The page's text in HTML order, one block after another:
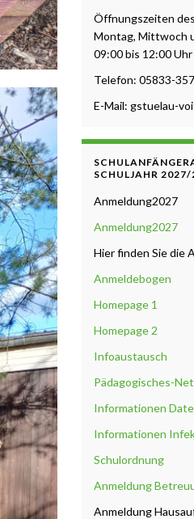
Öffnungszeiten
Montag, Mittwoch
09:00 bis 12:00 Uhr
Telefon: 05833-
E-Mail: gstuelau-
SCHULJAHR 2027/
Anmeldung2027
Anmeldung2027
Hier finden Sie die
Anmeldebogen
Homepage 1
Homepage 2
Infoaustausch
Pädagogisches-
Informationen
Informationen
Schulordnung
Anmeldung
Anmeldung